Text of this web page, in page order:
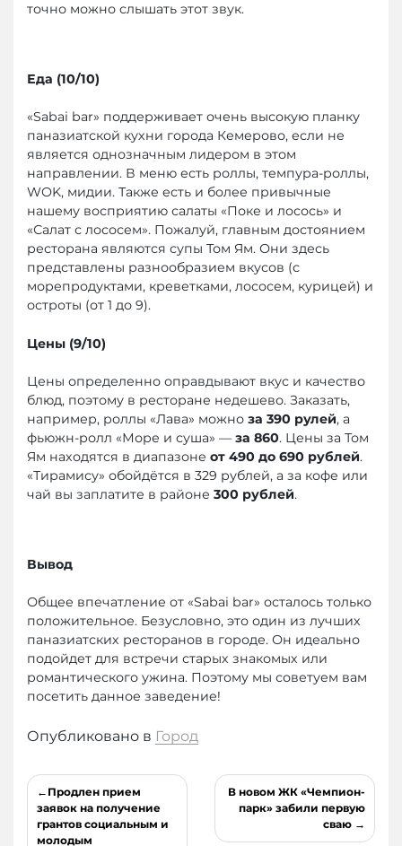
точно можно слышать этот звук.
Еда (10/10)
«Sabai bar» поддерживает очень высокую планку
паназиатской кухни города Кемерово, если не
является однозначным лидером в этом
направлении. В меню есть роллы, темпура-роллы,
WOK, мидии. Также есть и более привычные
нашему восприятию салаты «Поке и лосось» и
«Салат с лососем». Пожалуй, главным достоянием
ресторана являются супы Том Ям. Они здесь
представлены разнообразием вкусов (с
морепродуктами, креветками, лососем, курицей) и
остроты (от 1 до 9).
Цены (9/10)
Цены определенно оправдывают вкус и качество
блюд, поэтому в ресторане недешево. Заказать,
например, роллы «Лава» можно за 390 рулей, а
фьюжн-ролл «Море и суша» —за 860. Цены за Том
Ям находятся в диапазоне от 490 до 690 рублей.
«Тирамису» обойдётся в 329 рублей, а за кофе или
чай вы заплатите в районе 300 рублей.
Вывод
Общее впечатление от «Sabai bar» осталось только
положительное. Безусловно, это один из лучших
паназиатских ресторанов в городе. Он идеально
подойдет для встречи старых знакомых или
романтического ужина. Поэтому мы советуем вам
посетить данное заведение!
Опубликовано в Город
Навигация
по
записям
Продлен прием
заявок на получение
грантов социальным и
молодым
В новом ЖК «Чемпион-
парк» забили первую
сваю